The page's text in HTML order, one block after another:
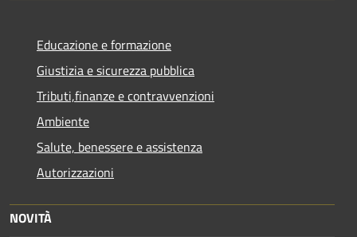
Educazione e formazione
Giustizia e sicurezza pubblica
Tributi,finanze e contravvenzioni
Ambiente
Salute, benessere e assistenza
Autorizzazioni
NOVITÀ